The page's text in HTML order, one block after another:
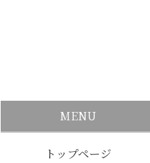
MENU
トップページ